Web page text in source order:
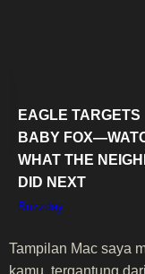
Tampilan Mac saya
kamu, tergantung